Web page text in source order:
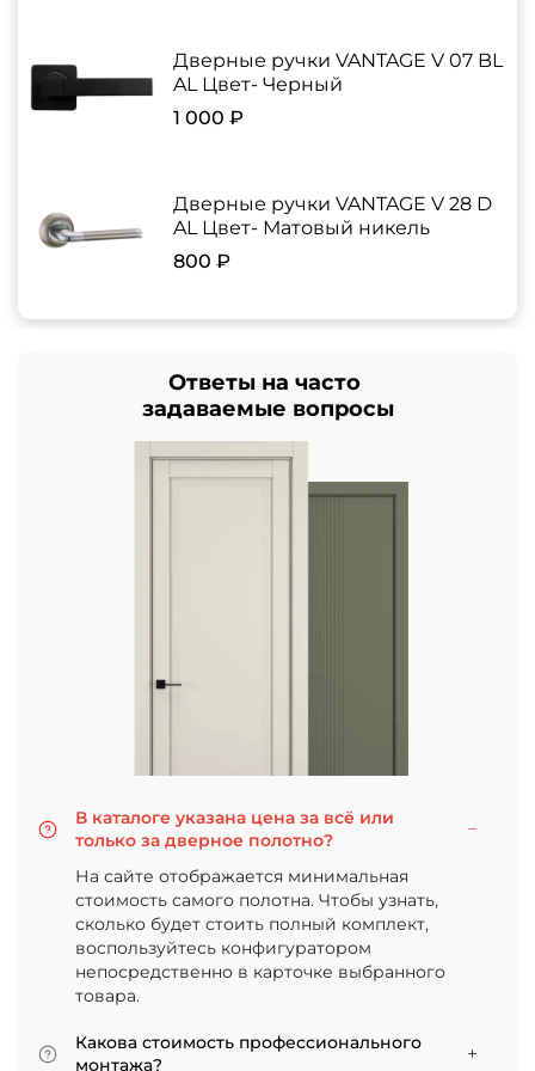
Дверные ручки VANTAGE V 07 BL
AL Цвет- Черный
1 000 ₽
Дверные ручки VANTAGE V 28 D
AL Цвет- Матовый никель
800 ₽
Ответы на часто
задаваемые вопросы
В каталоге указана цена за всё или
только за дверное полотно?
На сайте отображается минимальная
стоимость самого полотна. Чтобы узнать,
сколько будет стоить полный комплект,
воспользуйтесь конфигуратором
непосредственно в карточке выбранного
товара.
Какова стоимость профессионального
монтажа?